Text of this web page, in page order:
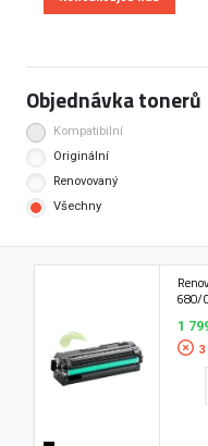
Objednávka tonerů
Kompatibilní
Originální
Renovovaný
Všechny
680/
1